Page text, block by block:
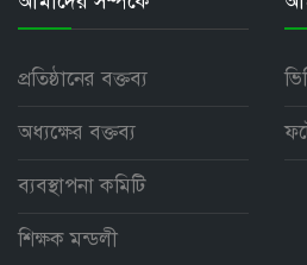
প্রতিষ্ঠানের বক্তব্য
অধ্যক্ষের বক্তব্য
ব্যবস্থাপনা কমিটি
শিক্ষক মন্ডলী